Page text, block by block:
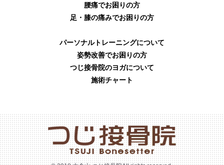
腰痛でお困りの方
足・膝の痛みでお困りの方
パーソナルトレーニングについて
姿勢改善でお困りの方
つじ接骨院のヨガについて
施術チャート